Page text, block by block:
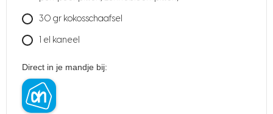
30 gr kokosschaafsel
1 el kaneel
Direct in je mandje bij: